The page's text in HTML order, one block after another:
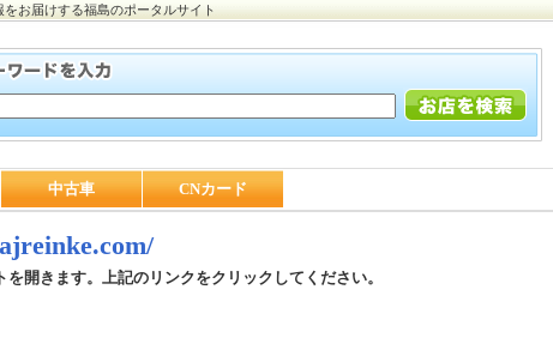
お届けする福島のポータルサイト
中古車 CNカード
を開きます。上記のリンクをクリックしてください。